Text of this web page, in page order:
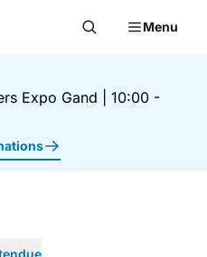
Menu
Expo Gand
10:00 -